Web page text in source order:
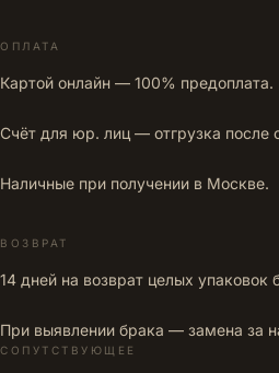
ОПЛАТА
Картой онлайн — 100% предоплата.
Счёт для юр. лиц — отгрузка после
Наличные при получении в Москве.
ВОЗВРАТ
14 дней на возврат целых упаковок
При выявлении брака — замена за
СОПУТСТВУЮЩЕЕ